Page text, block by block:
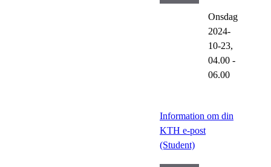
Onsdag
2024-
10-23,
04.00 -
06.00
Information om din
KTH e-post
(Student)